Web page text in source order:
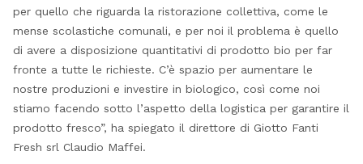
per quello che riguarda la ristorazione collettiva, come le
mense scolastiche comunali, e per noi il problema è quello
di avere a disposizione quantitativi di prodotto bio per far
fronte a tutte le richieste. C’è spazio per aumentare le
nostre produzioni e investire in biologico, così come noi
stiamo facendo sotto l’aspetto della logistica per garantire il
prodotto fresco”, ha spiegato il direttore di Giotto Fanti
Fresh srl Claudio Maffei.